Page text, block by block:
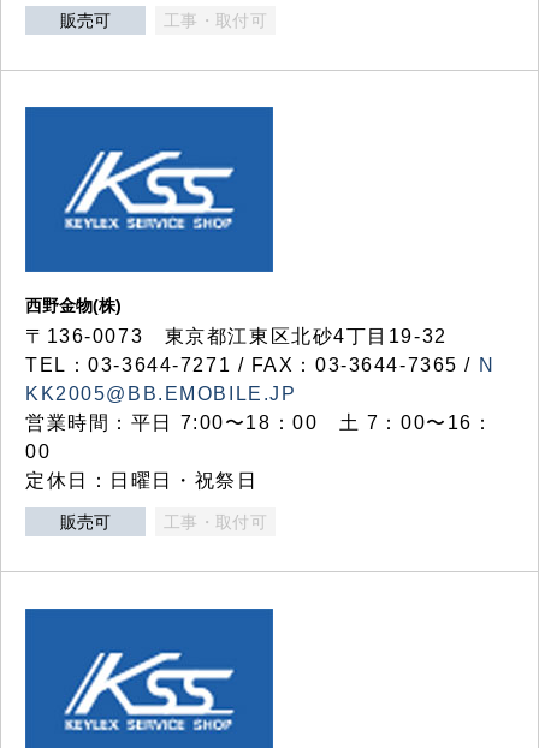
販売可 工事・取付可
西野金物(株)
〒136-0073 東京都江東区北砂4丁目19-32
TEL：03‐3644‐7271 / FAX：03-3644-7365 / N
KK2005@BB.EMOBILE.JP
営業時間：平日 7:00〜18：00 土 7：00〜16：
00
定休日：日曜日・祝祭日
販売可 工事・取付可